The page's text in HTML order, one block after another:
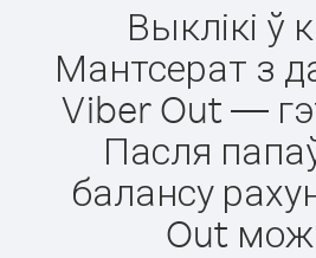
Выклікі ў
Мантсерат з
Viber Out —
Пасля
балансу
Out